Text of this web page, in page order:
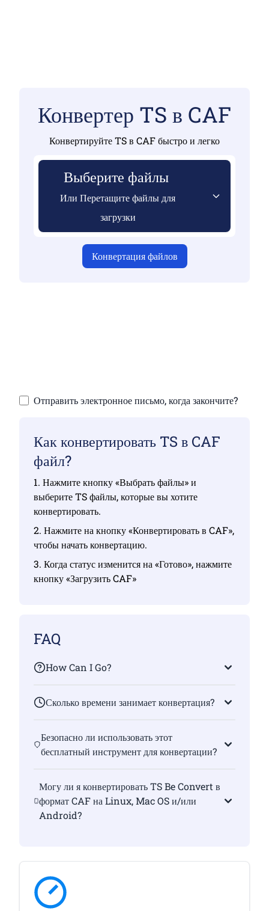
Конвертер TS в CAF
Конвертируйте TS в CAF быстро и легко
Выберите файлы
Или Перетащите файлы для
загрузки
Конвертация файлов
Отправить электронное письмо, когда закончите?
Как конвертировать TS в CAF
файл?
1. Нажмите кнопку «Выбрать файлы» и
выберите TS файлы, которые вы хотите
конвертировать.
2. Нажмите на кнопку «Конвертировать в CAF»,
чтобы начать конвертацию.
3. Когда статус изменится на «Готово», нажмите
кнопку «Загрузить CAF»
FAQ
How Can I Go?
Сколько времени занимает конвертация?
Безопасно ли использовать этот
бесплатный инструмент для конвертации?
Могу ли я конвертировать TS Be Convert в
формат CAF на Linux, Mac OS и/или
Android?